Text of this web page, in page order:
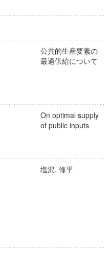
公共的生産要素の
最適供給について
On optimal supply
of public inputs
塩沢, 修平